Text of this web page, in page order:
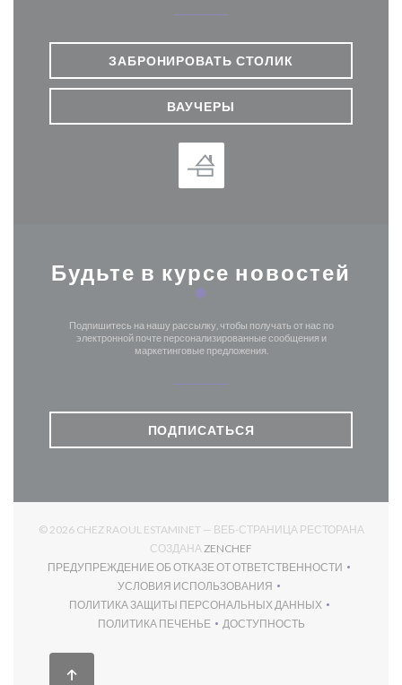
ЗАБРОНИРОВАТЬ СТОЛИК
ВАУЧЕРЫ
Будьте в курсе новостей
*
Подпишитесь на нашу рассылку, чтобы получать от нас по
электронной почте персонализированные сообщения и
маркетинговые предложения.
ПОДПИСАТЬСЯ
© 2026 CHEZ RAOUL ESTAMINET — ВЕБ-СТРАНИЦА РЕСТОРАНА
СОЗДАНАZENCHEF
ПРЕДУПРЕЖДЕНИЕ ОБ ОТКАЗЕ ОТ ОТВЕТСТВЕННОСТИ
((ОТКРЫВАЕТСЯ В НОВОМ ОКНЕ))
УСЛОВИЯ ИСПОЛЬЗОВАНИЯ
((ОТКРЫВАЕТСЯ В НОВОМ ОКНЕ))
ПОЛИТИКА ЗАЩИТЫ ПЕРСОНАЛЬНЫХ ДАННЫХ
((ОТКРЫВАЕТСЯ В НОВОМ ОКНЕ))
ПОЛИТИКА ПЕЧЕНЬЕ
((ОТКРЫВАЕТСЯ В НОВОМ ОКНЕ))
ДОСТУПНОСТЬ
((ОТКРЫВАЕТСЯ В